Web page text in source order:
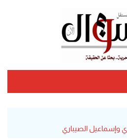
الصيباري